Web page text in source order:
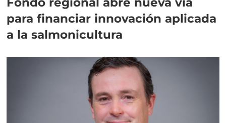
para financiar innovación aplicada
a la salmonicultura